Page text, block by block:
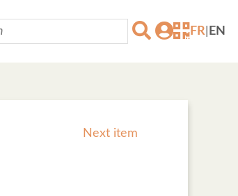
FR EN
Next item